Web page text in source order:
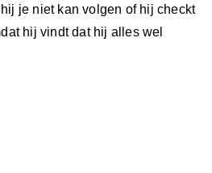
je niet kan volgen of hij checkt
hij vindt dat hij alles wel